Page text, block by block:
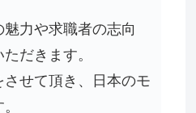
力や求職者の志向
だきます。
せて頂き、日本のモ